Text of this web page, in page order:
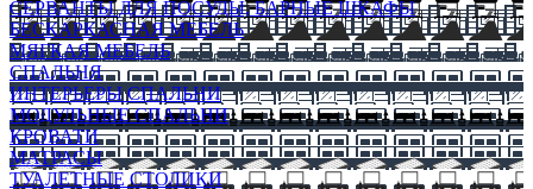
СЕРВАНТЫ ДЛЯ ПОСУДЫ, БАРНЫЕ ШКАФЫ
БЕСКАРКАСНАЯ МЕБЕЛЬ
МЯГКАЯ МЕБЕЛЬ
СПАЛЬНЯ
ИНТЕРЬЕРЫ СПАЛЬНИ
МОДУЛЬНЫЕ СПАЛЬНИ
КРОВАТИ
МАТРАСЫ
ТУАЛЕТНЫЕ СТОЛИКИ